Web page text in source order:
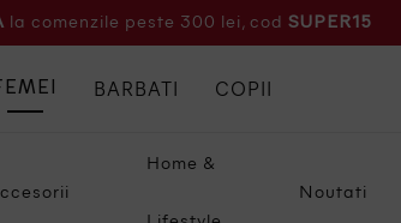
la comenzile peste 300 lei, cod SUPER15
Home &
Noutati
BARBATI COPII